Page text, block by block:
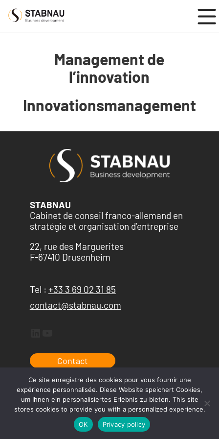
Management de
l’innovation
Innovationsmanagement
STABNAU
Cabinet de conseil franco-allemand en
stratégie et organisation d’entreprise
22, rue des Marguerites
F-67410 Drusenheim
Tel : +33 3 69 02 31 85
contact@stabnau.com
Contact
Ce site enregistre des cookies pour vous fournir une
expérience personnalisée. Diese Website speichert Cookies,
um Ihnen ein personalisiertes Erlebnis zu bieten. This site
stores cookies to provide you with a personalized experience.
OK
Privacy policy